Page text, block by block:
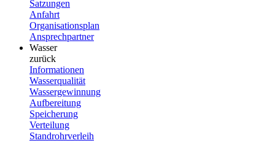
Satzungen
Anfahrt
Organisationsplan
Ansprechpartner
Wasser
zurück
Informationen
Wasserqualität
Wassergewinnung
Aufbereitung
Speicherung
Verteilung
Standrohrverleih